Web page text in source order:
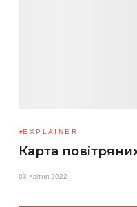
EXPLAINER
Карта
03 Квітня 2022